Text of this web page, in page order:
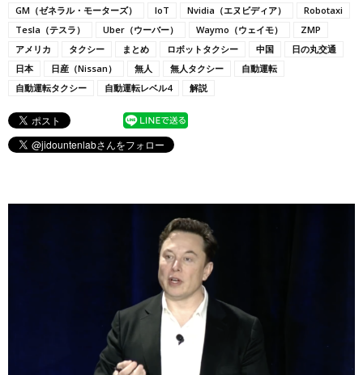
GM（ゼネラル・モーターズ）
IoT Nvidia（エヌビディア）
Robotaxi
Tesla（テスラ）
Uber（ウーバー） Waymo（ウェイモ）
ZMP
アメリカ
タクシー まとめ ロボットタクシー 中国
日の丸交通
日本
日産（Nissan） 無人 無人タクシー
自動運転
自動運転タクシー
自動運転レベル4 解説